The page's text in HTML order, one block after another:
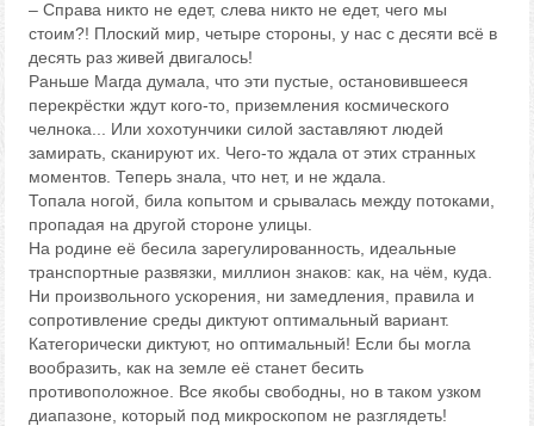
– Справа никто не едет, слева никто не едет, чего мы
стоим?! Плоский мир, четыре стороны, у нас с десяти всё в
десять раз живей двигалось!
Раньше Магда думала, что эти пустые, остановившееся
перекрёстки ждут кого-то, приземления космического
челнока... Или хохотунчики силой заставляют людей
замирать, сканируют их. Чего-то ждала от этих странных
моментов. Теперь знала, что нет, и не ждала.
Топала ногой, била копытом и срывалась между потоками,
пропадая на другой стороне улицы.
На родине её бесила зарегулированность, идеальные
транспортные развязки, миллион знаков: как, на чём, куда.
Ни произвольного ускорения, ни замедления, правила и
сопротивление среды диктуют оптимальный вариант.
Категорически диктуют, но оптимальный! Если бы могла
вообразить, как на земле её станет бесить
противоположное. Все якобы свободны, но в таком узком
диапазоне, который под микроскопом не разглядеть!